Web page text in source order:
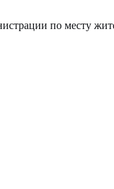
по месту